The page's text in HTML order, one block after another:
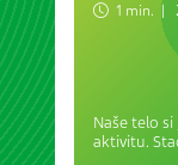
1 min. |
Naše telo
aktivitu.